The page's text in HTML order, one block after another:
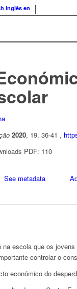
Inglês en
2020, 19, 36-41 ,
PDF: 110
See metadata
escola que os
controlar o
económico do